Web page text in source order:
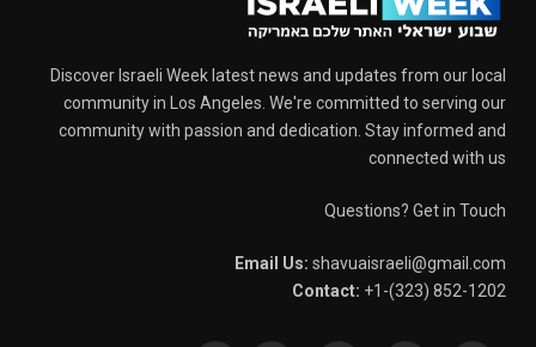
Discover Israeli Week latest news and updates from our local
community in Los Angeles. We're committed to serving our
community with passion and dedication. Stay informed and
connected with us
Questions? Get in Touch
Email Us: shavuaisraeli@gmail.com
Contact: +1-(323) 852-1202